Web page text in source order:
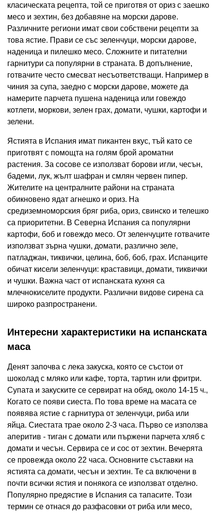
класическата рецепта, той се приготвя от ориз с заешко
месо и зехтин, без добавяне на морски дарове.
Различните региони имат свои собствени рецепти за
това ястие. Прави се със зеленчуци, морски дарове,
наденица и пилешко месо. Сложните и питателни
гарнитури са популярни в страната. В допълнение,
готвачите често смесват несъответстващи. Например в
чиния за супа, заедно с морски дарове, можете да
намерите парчета пушена наденица или говеждо
котлети, моркови, зелен грах, домати, чушки, картофи и
зелени.
Ястията в Испания имат пикантен вкус, тъй като се
приготвят с помощта на голям брой ароматни
растения. За сосове се използват борови игли, чесън,
бадеми, лук, жълт шафран и смлян червен пипер.
Жителите на централните райони на страната
обикновено ядат агнешко и ориз. На
средиземноморския бряг риба, ориз, свинско и телешко
са приоритетни. В Северна Испания са популярни
картофи, боб и говеждо месо. От зеленчуците готвачите
използват зърна чушки, домати, различно зеле,
патладжан, тиквички, целина, боб, боб, грах. Испанците
обичат кисели зеленчуци: краставици, домати, тиквички
и чушки. Важна част от испанската кухня са
млечнокиселите продукти. Различни видове сирена са
широко разпространени.
Интересни характеристики на испанската
маса
Денят започва с лека закуска, която се състои от
шоколад с мляко или кафе, торта, тартин или фритри.
Супата и закуските се сервират на обяд, около 14-15 ч.,
Когато се появи сиеста. По това време на масата се
появява ястие с гарнитура от зеленчуци, риба или
яйца. Сиестата трае около 2-3 часа. Първо се използва
аперитив - тиган с домати или пържени парчета хляб с
домати и чесън. Сервира се и сос от зехтин. Вечерята
се провежда около 22 часа. Основните съставки на
ястията са домати, чесън и зехтин. Те са включени в
почти всички ястия и понякога се използват отделно.
Популярно предястие в Испания са тапасите. Този
термин се отнася до разфасовки от риба или месо,